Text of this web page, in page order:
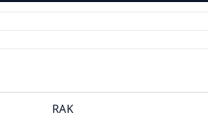
RAK